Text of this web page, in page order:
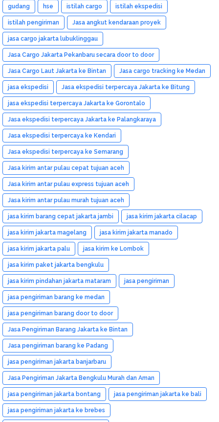
gudang hse istilah cargo istilah ekspedisi
istilah pengiriman Jasa angkut kendaraan proyek
jasa cargo jakarta lubuklinggau
Jasa Cargo Jakarta Pekanbaru secara door to door
Jasa Cargo Laut Jakarta ke Bintan Jasa cargo tracking ke Medan
jasa ekspedisi Jasa ekspedisi terpercaya Jakarta ke Bitung
jasa ekspedisi terpercaya Jakarta ke Gorontalo
Jasa ekspedisi terpercaya Jakarta ke Palangkaraya
Jasa ekspedisi terpercaya ke Kendari
Jasa ekspedisi terpercaya ke Semarang
Jasa kirim antar pulau cepat tujuan aceh
Jasa kirim antar pulau express tujuan aceh
Jasa kirim antar pulau murah tujuan aceh
jasa kirim barang cepat jakarta jambi jasa kirim jakarta cilacap
jasa kirim jakarta magelang jasa kirim jakarta manado
jasa kirim jakarta palu jasa kirim ke Lombok
jasa kirim paket jakarta bengkulu
jasa kirim pindahan jakarta mataram jasa pengiriman
jasa pengiriman barang ke medan
jasa pengiriman barang door to door
Jasa Pengiriman Barang Jakarta ke Bintan
Jasa pengiriman barang ke Padang
jasa pengiriman jakarta banjarbaru
Jasa Pengiriman Jakarta Bengkulu Murah dan Aman
jasa pengiriman jakarta bontang jasa pengiriman jakarta ke bali
jasa pengiriman jakarta ke brebes